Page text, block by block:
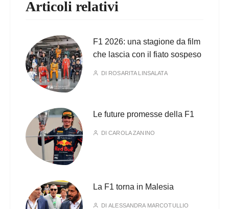
Articoli relativi
F1 2026: una stagione da film
che lascia con il fiato sospeso
DI ROSARITA LINSALATA
Le future promesse della F1
DICAROLA ZANINO
La F1 torna in Malesia
DIALESSANDRA MARCOTULLIO